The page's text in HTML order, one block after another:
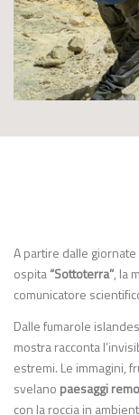
A partire dalle
ospita“Sottoterra”, la
comunicatore
Dalle fumarole
mostra racconta
estremi. Le immagini,
svelano paesaggi
con la roccia in